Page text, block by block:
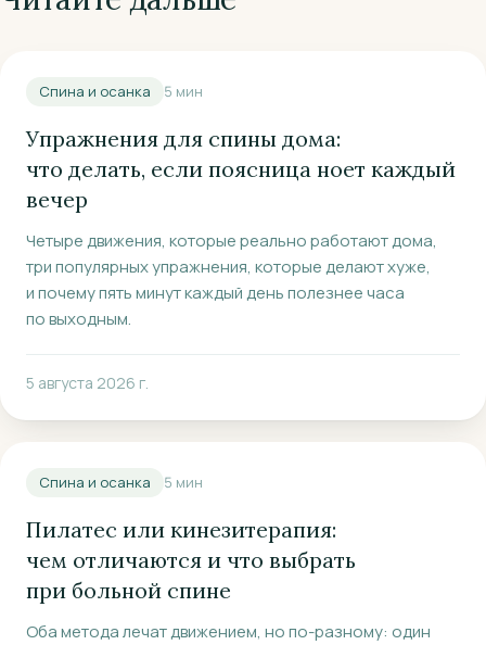
Спина и осанка 5 мин
Упражнения для спины дома:
что делать, если поясница ноет каждый
вечер
Четыре движения, которые реально работают дома,
три популярных упражнения, которые делают хуже,
и почему пять минут каждый день полезнее часа
по выходным.
5 августа 2026 г.
Спина и осанка 5 мин
Пилатес или кинезитерапия:
чем отличаются и что выбрать
при больной спине
Оба метода лечат движением, но по-разному: один